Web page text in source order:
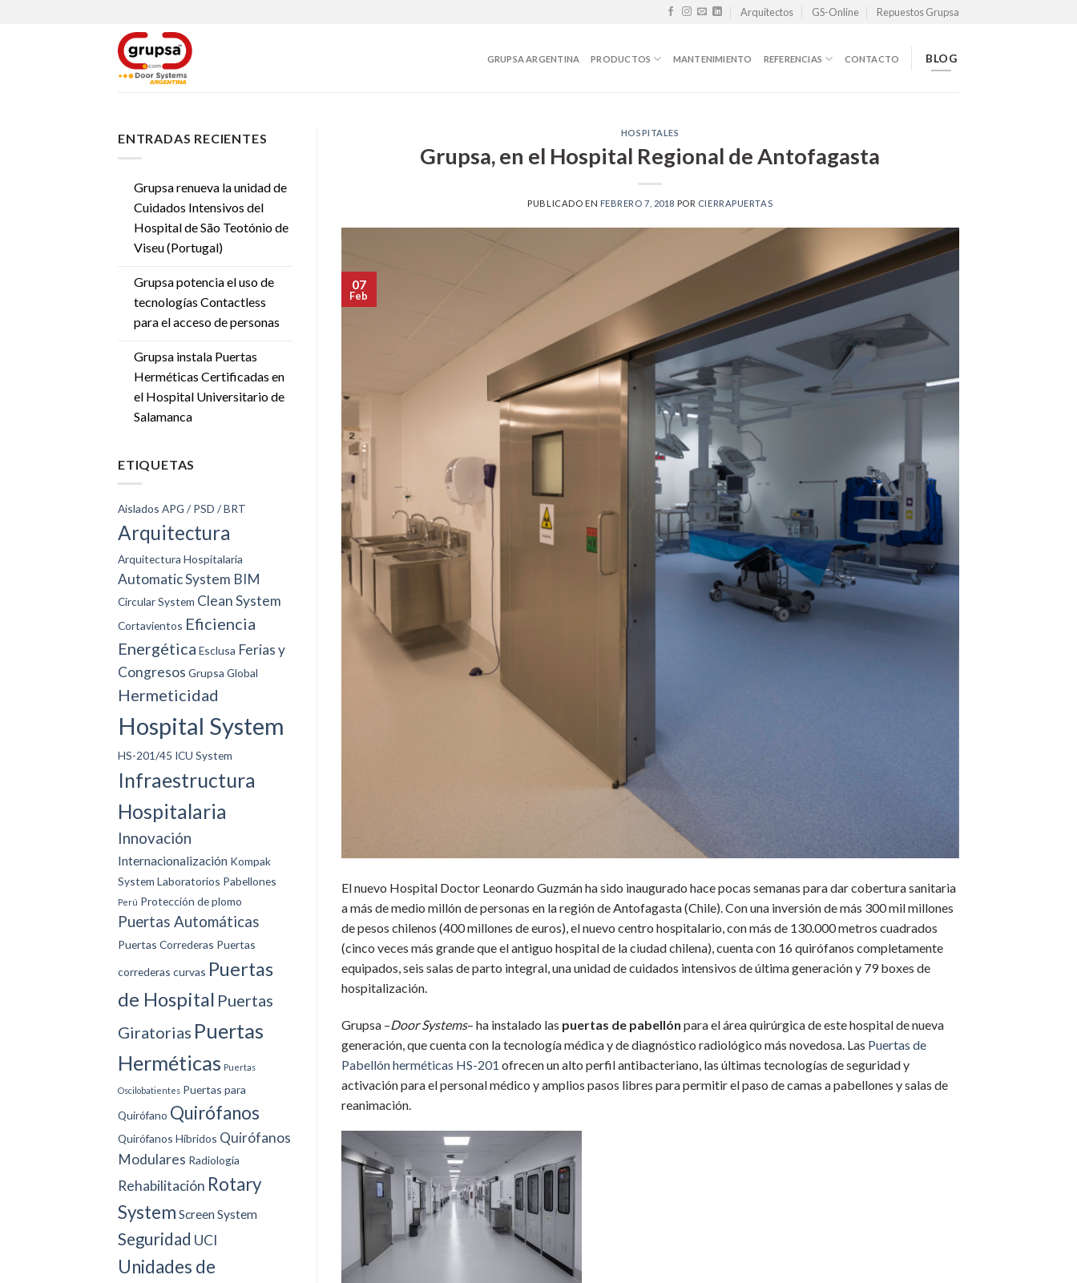
Arquitectos GS-Online Repuestos Grupsa
GRUPSA ARGENTINA PRODUCTOS MANTENIMIENTO REFERENCIAS CONTACTO BLOG
ENTRADAS RECIENTES
Grupsa renueva la unidad de
Cuidados Intensivos del
Hospital de São Teotónio de
Viseu (Portugal)
Grupsa potencia el uso de
tecnologías Contactless
para el acceso de personas
Grupsa instala Puertas
Herméticas Certificadas en
el Hospital Universitario de
Salamanca
ETIQUETAS
Aislados APG / PSD / BRT
Arquitectura
Arquitectura Hospitalaria
Automatic System BIM
Circular System Clean System
Cortavientos Eficiencia
Energética Esclusa Ferias y
Congresos Grupsa Global
Hermeticidad
Hospital System
HS-201/45 ICU System
Infraestructura
Hospitalaria
Innovación
Internacionalización Kompak
System Laboratorios Pabellones
Perú Protección de plomo
Puertas Automáticas
Puertas Correderas Puertas
correderas curvas Puertas
de Hospital Puertas
Giratorias Puertas
Herméticas Puertas
Oscilobatientes Puertas para
Quirófano Quirófanos
Quirófanos Híbridos Quirófanos
Modulares Radiología
Rehabilitación Rotary
System Screen System
Seguridad UCI
Unidades de
HOSPITALES
Grupsa, en el Hospital Regional de Antofagasta
PUBLICADO EN FEBRERO 7, 2018 POR CIERRAPUERTAS
07
Feb
El nuevo Hospital Doctor Leonardo Guzmán ha sido inaugurado hace pocas semanas para dar cobertura sanitaria
a más de medio millón de personas en la región de Antofagasta (Chile). Con una inversión de más 300 mil millones
de pesos chilenos (400 millones de euros), el nuevo centro hospitalario, con más de 130.000 metros cuadrados
(cinco veces más grande que el antiguo hospital de la ciudad chilena), cuenta con 16 quirófanos completamente
equipados, seis salas de parto integral, una unidad de cuidados intensivos de última generación y 79 boxes de
hospitalización.
Grupsa –Door Systems– ha instalado las puertas de pabellón para el área quirúrgica de este hospital de nueva
generación, que cuenta con la tecnología médica y de diagnóstico radiológico más novedosa. Las Puertas de
Pabellón herméticas HS-201 ofrecen un alto perfil antibacteriano, las últimas tecnologías de seguridad y
activación para el personal médico y amplios pasos libres para permitir el paso de camas a pabellones y salas de
reanimación.